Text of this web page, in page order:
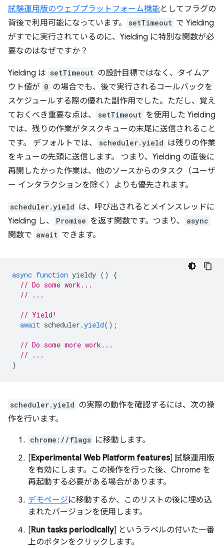
試験運用版のウェブプラットフォーム機能としてフラグの
背後で利用可能になっています。
setTimeout で Yielding
がすでに実行されているのに、Yielding に特別な関数が必
要なのはなぜですか？
Yielding は setTimeout の設計目標ではなく、タイムア
ウト値が 0 の場合でも、後で実行されるコールバックを
スケジュールする際の優れた副作用でした。ただし、覚え
ておくべき重要な点は、
setTimeout を使用した Yielding
では、残りの作業がタスクキューの末尾に送信されること
です。 デフォルトでは、 scheduler.yield は残りの作業
をキューの先頭に送信します。 つまり、Yielding の直後に
再開したかった作業は、他のソースからのタスク（ユーザ
ー インタラクションを除く）よりも優先されます。
scheduler.yield は、呼び出されるとメインスレッドに
Yielding し、
Promise を返す関数です。つまり、 async
関数で await できます。
async function yieldy ()
{
// Do some work...
// ...
// Yield!
await scheduler .yield();
// Do some more work...
// ...
}
scheduler.yield の実際の動作を確認するには、次の操
作を行います。
chrome://flags に移動します。
[Experimental Web Platform features] 試験運用版
を有効にします。この操作を行った後、Chrome を
再起動する必要がある場合があります。
デモページに移動するか、このリストの後に埋め込
まれたバージョンを使用します。
[Run tasks periodically] というラベルの付いた一番
上のボタンをクリックします。